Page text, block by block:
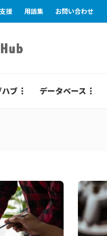
援 用語集 お問い合わせ
ハブ データベース